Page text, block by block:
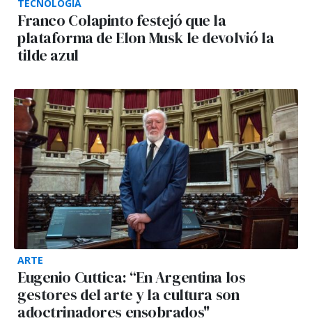
TECNOLOGÍA
Franco Colapinto festejó que la
plataforma de Elon Musk le devolvió la
tilde azul
ARTE
Eugenio Cuttica: “En Argentina los
gestores del arte y la cultura son
adoctrinadores ensobrados"